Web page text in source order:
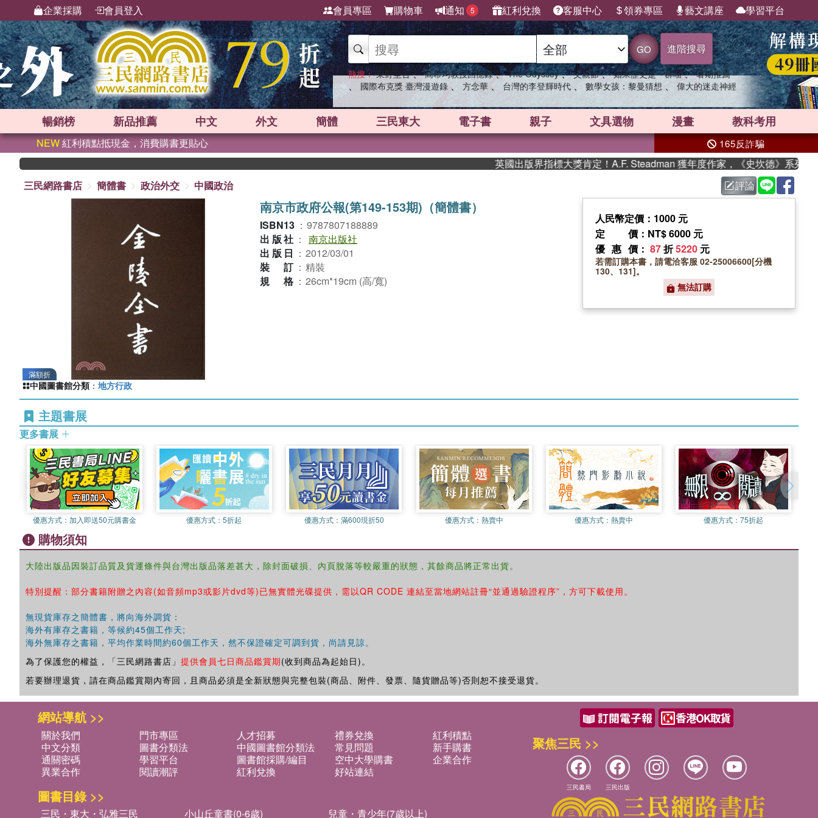
企業採購 會員登入 會員專區 購物車 通知 5 紅利兌換 客服中心 領券專區 藝文講座 學習平台
GO 進階搜尋
熱搜： 東野圭吾 、 高希均教授回憶錄 、 The Odyssey 、 父親節 、 如果歷史是一群喵 、 暑期推薦
、 國際布克獎 臺灣漫遊錄 、 方念華 、 台灣的李登輝時代 、 數學女孩：黎曼猜想 、 偉大的迷走神經
暢銷榜 新品推薦 中文 外文 簡體 三民東大 電子書 親子 文具選物 漫畫 教科考用
NEW紅利積點抵現金，消費購書更貼心 165反詐騙
英國出版界指標大獎肯定！A.F. Steadman 獲年度作家，《史坎德》系列帶你
三民網路書店
簡體書 政治外交 中國政治 評論
滿額折
南京市政府公報(第149-153期)（簡體書）
ISBN13 ： 9787807188889
出版社 ： 南京出版社
出版日 ： 2012/03/01
裝訂 ： 精裝
規格 ： 26cm*19cm (高/寬)
人民幣定價：1000 元
定價 ：NT$ 6000 元
優惠價 ： 87折5220 元
若需訂購本書，請電洽客服 02-25006600[分機
130、131]。
無法訂購
中國圖書館分類 ： 地方行政
主題書展
更多書展
優惠方式： 加入即送50元購書金 優惠方式：5折起 優惠方式： 滿600現折50 優惠方式： 熱賣中 優惠方式： 熱賣中 優惠方式：75折起
購物須知
大陸出版品因裝訂品質及貨運條件與台灣出版品落差甚大，除封面破損、內頁脫落等較嚴重的狀態，其餘商品將正常出貨。
特別提醒：部分書籍附贈之內容(如音頻mp3或影片dvd等)已無實體光碟提供，需以QR CODE 連結至當地網站註冊“並通過驗證程序”，方可下載使用。
無現貨庫存之簡體書，將向海外調貨：
海外有庫存之書籍，等候約45個工作天;
海外無庫存之書籍，平均作業時間約60個工作天，然不保證確定可調到貨，尚請見諒。
為了保護您的權益，「三民網路書店」 提供會員七日商品鑑賞期(收到商品為起始日)。
若要辦理退貨，請在商品鑑賞期內寄回，且商品必須是全新狀態與完整包裝(商品、附件、發票、隨貨贈品等)否則恕不接受退貨。
網站導航 >>
關於我們 門市專區 人才招募 禮券兌換
紅利積點
中文分類
圖書分類法 中國圖書館分類法 常見問題
新手購書
通關密碼
學習平台 圖書館採購/編目 空中大學購書
企業合作
異業合作
閱讀潮評 紅利兌換 好站連結
圖書目錄 >>
三民・東大・弘雅三民 小山丘童書(0-6歲) 兒童・青少年(7歲以上)
聚焦三民 >>
三民書局 三民出版